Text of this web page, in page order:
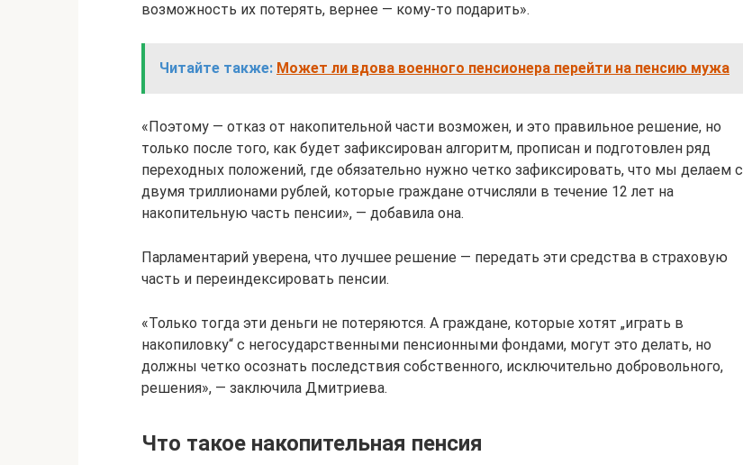
возможность их потерять, вернее — кому-то подарить».
Читайте также: Может ли вдова военного пенсионера перейти на пенсию мужа
«Поэтому — отказ от накопительной части возможен, и это правильное решение, но
только после того, как будет зафиксирован алгоритм, прописан и подготовлен ряд
переходных положений, где обязательно нужно четко зафиксировать, что мы делаем с
двумя триллионами рублей, которые граждане отчисляли в течение 12 лет на
накопительную часть пенсии», — добавила она.
Парламентарий уверена, что лучшее решение — передать эти средства в страховую
часть и переиндексировать пенсии.
«Только тогда эти деньги не потеряются. А граждане, которые хотят „играть в
накопиловку“ с негосударственными пенсионными фондами, могут это делать, но
должны четко осознать последствия собственного, исключительно добровольного,
решения», — заключила Дмитриева.
Что такое накопительная пенсия